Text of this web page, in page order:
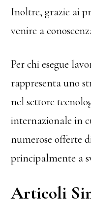
Inoltre, grazie ai
venire a
Per chi esegue
rappresenta uno
nel settore
internazionale in
numerose offerte
principalmente a
Articoli